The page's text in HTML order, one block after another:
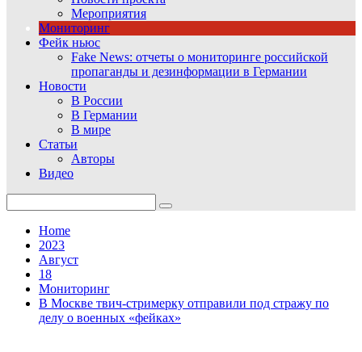
Мероприятия
Мониторинг
Фейк ньюс
Fake News: отчеты о мониторинге российской
пропаганды и дезинформации в Германии
Новости
В России
В Германии
В мире
Статьи
Авторы
Видео
for:
Home
2023
Август
18
Мониторинг
В Москве твич-стримерку отправили под стражу по
делу о военных «фейках»